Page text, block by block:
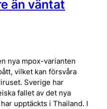
än väntat
nya mpox-varianten
vilket kan försvåra
Sverige har
fallet av det nya
upptäckts i Thailand. I